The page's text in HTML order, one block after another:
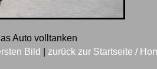
Auto volltanken
Bild zurück zur Startseite /